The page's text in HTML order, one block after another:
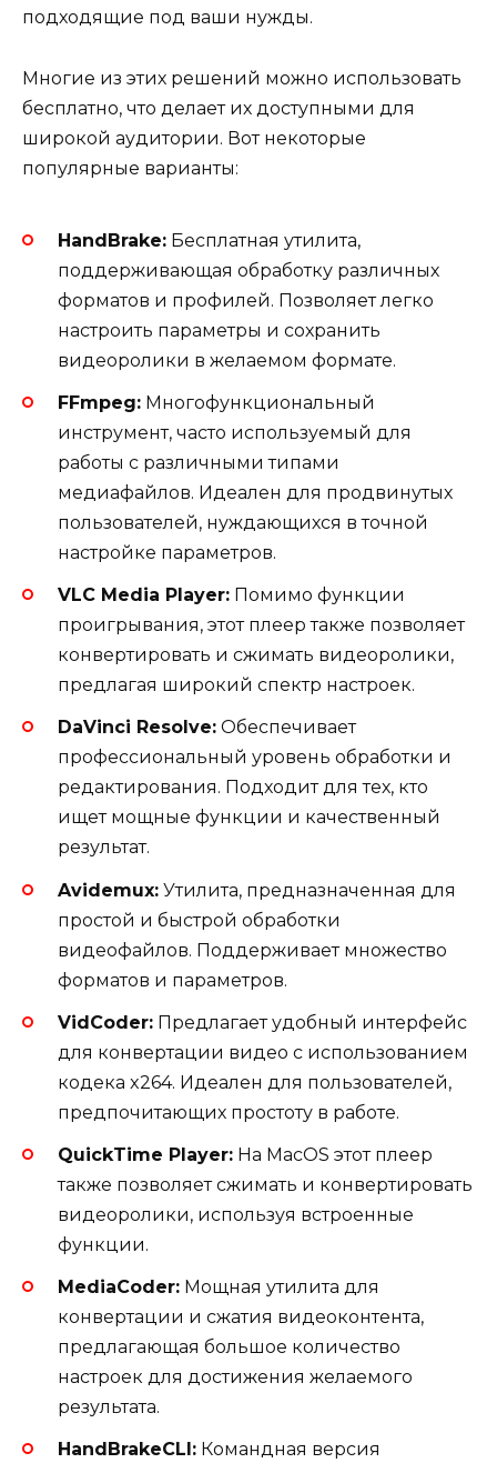
подходящие под ваши нужды.
Многие из этих решений можно использовать
бесплатно, что делает их доступными для
широкой аудитории. Вот некоторые
популярные варианты:
HandBrake: Бесплатная утилита,
поддерживающая обработку различных
форматов и профилей. Позволяет легко
настроить параметры и сохранить
видеоролики в желаемом формате.
FFmpeg: Многофункциональный
инструмент, часто используемый для
работы с различными типами
медиафайлов. Идеален для продвинутых
пользователей, нуждающихся в точной
настройке параметров.
VLC Media Player: Помимо функции
проигрывания, этот плеер также позволяет
конвертировать и сжимать видеоролики,
предлагая широкий спектр настроек.
DaVinci Resolve: Обеспечивает
профессиональный уровень обработки и
редактирования. Подходит для тех, кто
ищет мощные функции и качественный
результат.
Avidemux: Утилита, предназначенная для
простой и быстрой обработки
видеофайлов. Поддерживает множество
форматов и параметров.
VidCoder: Предлагает удобный интерфейс
для конвертации видео с использованием
кодека x264. Идеален для пользователей,
предпочитающих простоту в работе.
QuickTime Player: На MacOS этот плеер
также позволяет сжимать и конвертировать
видеоролики, используя встроенные
функции.
MediaCoder: Мощная утилита для
конвертации и сжатия видеоконтента,
предлагающая большое количество
настроек для достижения желаемого
результата.
HandBrakeCLI: Командная версия